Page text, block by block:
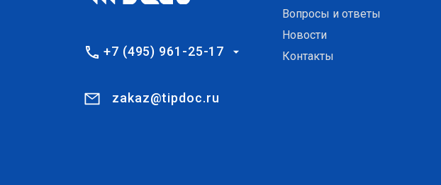
+7 (495) 961-25-17
zakaz@tipdoc.ru
Вопросы и ответы
Новости
Контакты